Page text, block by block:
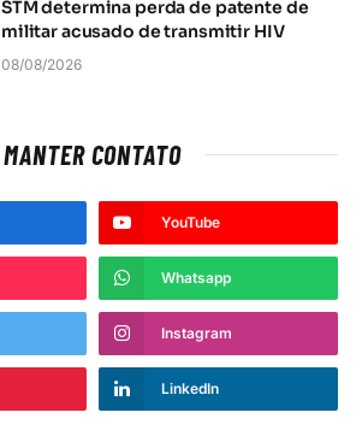
STM determina perda de patente de
militar acusado de transmitir HIV
08/08/2026
MANTER CONTATO
YouTube
Whatsapp
Instagram
LinkedIn